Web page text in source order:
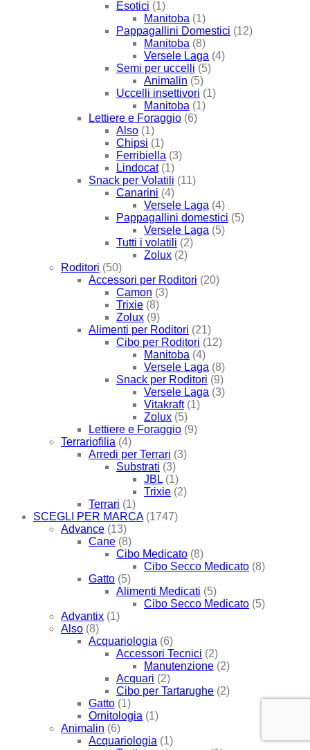
Esotici (1)
Manitoba (1)
Pappagallini Domestici (12)
Manitoba (8)
Versele Laga (4)
Semi per uccelli (5)
Animalin (5)
Uccelli insettivori (1)
Manitoba (1)
Lettiere e Foraggio (6)
Also (1)
Chipsi (1)
Ferribiella (3)
Lindocat (1)
Snack per Volatili (11)
Canarini (4)
Versele Laga (4)
Pappagallini domestici (5)
Versele Laga (5)
Tutti i volatili (2)
Zolux (2)
Roditori (50)
Accessori per Roditori (20)
Camon (3)
Trixie (8)
Zolux (9)
Alimenti per Roditori (21)
Cibo per Roditori (12)
Manitoba (4)
Versele Laga (8)
Snack per Roditori (9)
Versele Laga (3)
Vitakraft (1)
Zolux (5)
Lettiere e Foraggio (9)
Terrariofilia (4)
Arredi per Terrari (3)
Substrati (3)
JBL (1)
Trixie (2)
Terrari (1)
SCEGLI PER MARCA (1747)
Advance (13)
Cane (8)
Cibo Medicato (8)
Cibo Secco Medicato (8)
Gatto (5)
Alimenti Medicati (5)
Cibo Secco Medicato (5)
Advantix (1)
Also (8)
Acquariologia (6)
Accessori Tecnici (2)
Manutenzione (2)
Acquari (2)
Cibo per Tartarughe (2)
Gatto (1)
Ornitologia (1)
Animalin (6)
Acquariologia (1)